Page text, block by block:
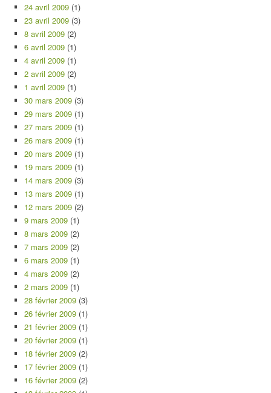
24 avril 2009 (1)
23 avril 2009 (3)
8 avril 2009 (2)
6 avril 2009 (1)
4 avril 2009 (1)
2 avril 2009 (2)
1 avril 2009 (1)
30 mars 2009 (3)
29 mars 2009 (1)
27 mars 2009 (1)
26 mars 2009 (1)
20 mars 2009 (1)
19 mars 2009 (1)
14 mars 2009 (3)
13 mars 2009 (1)
12 mars 2009 (2)
9 mars 2009 (1)
8 mars 2009 (2)
7 mars 2009 (2)
6 mars 2009 (1)
4 mars 2009 (2)
2 mars 2009 (1)
28 février 2009 (3)
26 février 2009 (1)
21 février 2009 (1)
20 février 2009 (1)
18 février 2009 (2)
17 février 2009 (1)
16 février 2009 (2)